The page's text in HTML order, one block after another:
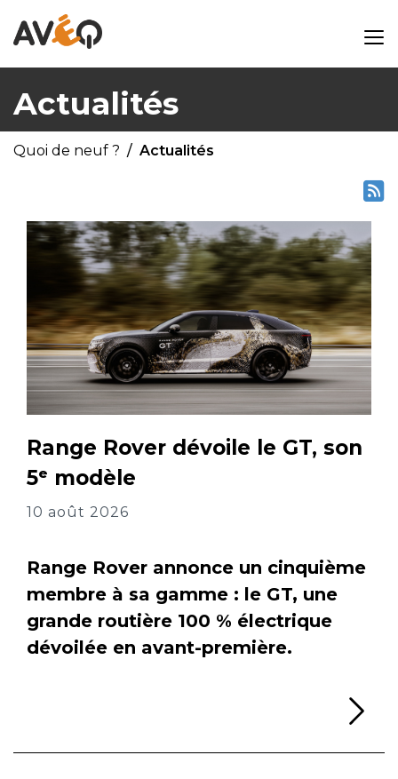
Actualités
Quoi de neuf ? Actualités
Range Rover dévoile le GT, son
5ᵉ modèle
10 août 2026
Range Rover annonce un cinquième
membre à sa gamme : le GT, une
grande routière 100 % électrique
dévoilée en avant-première.